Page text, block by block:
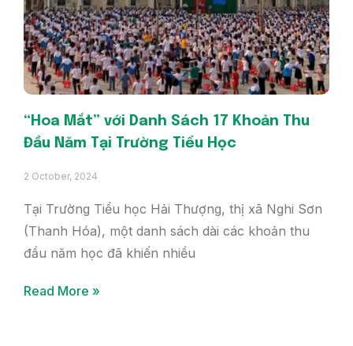
“Hoa Mắt” với Danh Sách 17 Khoản Thu
Đầu Năm Tại Trường Tiểu Học
2 October, 2024
Tại Trường Tiểu học Hải Thượng, thị xã Nghi Sơn
(Thanh Hóa), một danh sách dài các khoản thu
đầu năm học đã khiến nhiều
Read More »